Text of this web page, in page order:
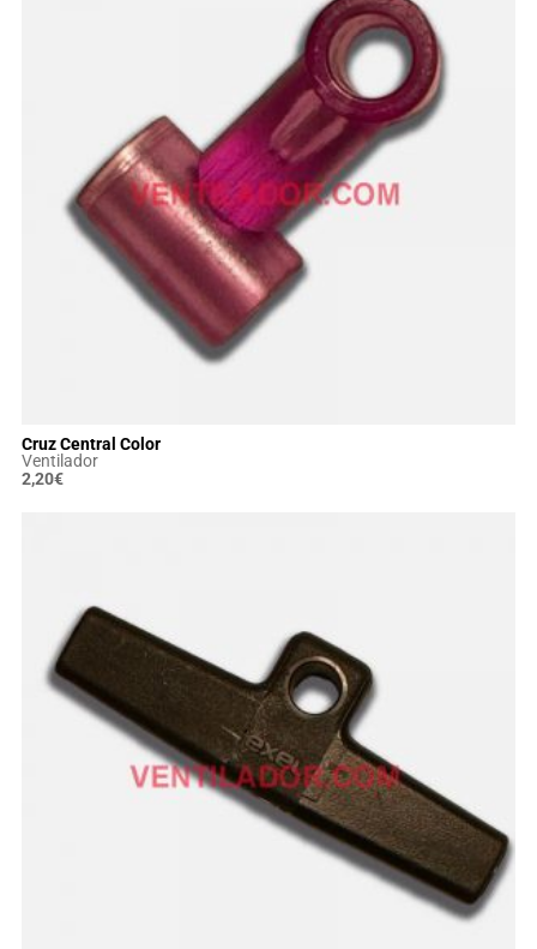
Cruz Central Color
Ventilador
2,20€